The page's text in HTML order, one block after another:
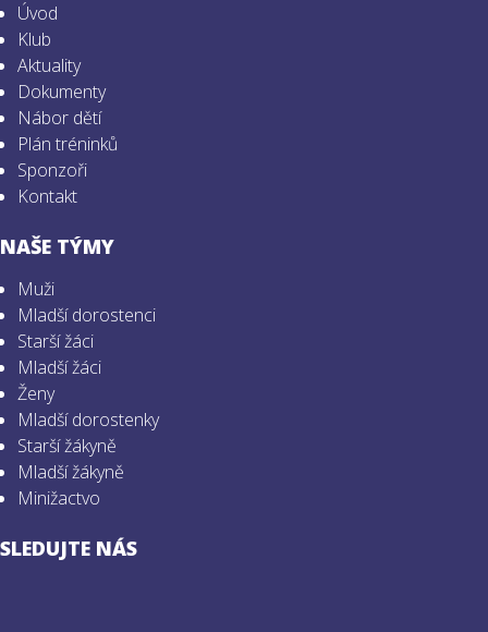
Úvod
Klub
Aktuality
Dokumenty
Nábor dětí
Plán tréninků
Sponzoři
Kontakt
NAŠE TÝMY
Muži
Mladší dorostenci
Starší žáci
Mladší žáci
Ženy
Mladší dorostenky
Starší žákyně
Mladší žákyně
Minižactvo
SLEDUJTE NÁS